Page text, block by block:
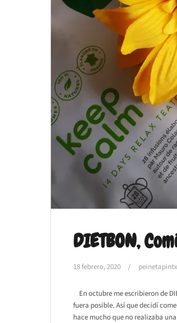
DIETBON,
18 febrero, 2020
En octubre me escribieron de
fuera posible. Así que decidí
hace mucho que no realizaba